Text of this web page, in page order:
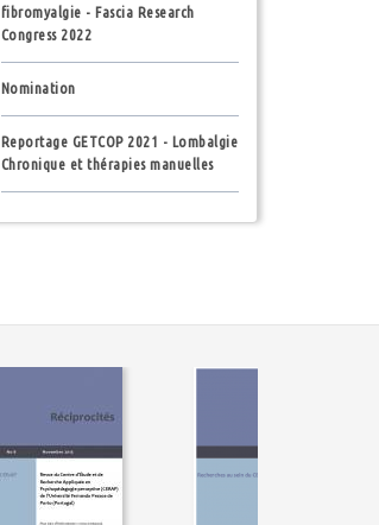
fibromyalgie - Fascia Research
Congress 2022
Nomination
Reportage GETCOP 2021 - Lombalgie
Chronique et thérapies manuelles